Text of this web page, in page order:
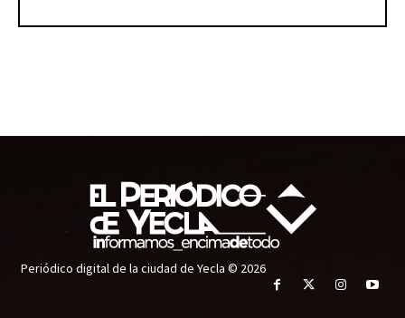
Periódico digital de la ciudad de Yecla © 2026